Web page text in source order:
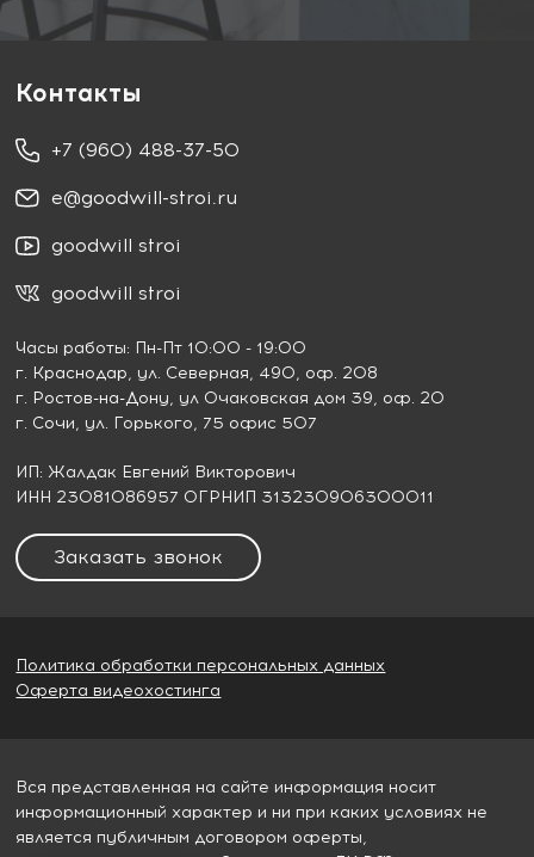
Контакты
+7 (960) 488-37-50
e@goodwill-stroi.ru
goodwill stroi
goodwill stroi
Часы работы: Пн-Пт 10:00 - 19:00
г. Краснодар, ул. Северная, 490, оф. 208
г. Ростов-на-Дону, ул Очаковская дом 39, оф. 20
г. Сочи, ул. Горького, 75 офис 507
ИП: Жалдак Евгений Викторович
ИНН 23081086957 ОГРНИП 313230906300011
Заказать звонок
Политика обработки персональных данных
Оферта видеохостинга
Вся представленная на сайте информация носит
информационный характер и ни при каких условиях не
является публичным договором оферты,